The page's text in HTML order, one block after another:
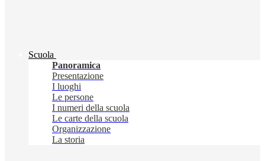
Scuola
Panoramica
Presentazione
I luoghi
Le persone
I numeri della scuola
Le carte della scuola
Organizzazione
La storia